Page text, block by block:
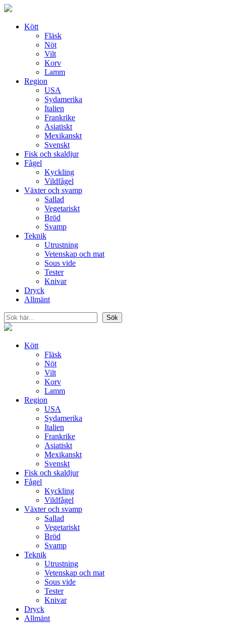
Skip
contentKött
Fläsk
Nöt
Vilt
Korv
Lamm
Region
USA
Sydamerika
Italien
Frankrike
Asiatiskt
Mexikanskt
Svenskt
Fisk och skaldjur
Fågel
Kyckling
Vildfågel
Växter och svamp
Sallad
Vegetariskt
Bröd
Svamp
Teknik
Utrustning
Vetenskap och mat
Sous vide
Tester
Knivar
Dryck
Allmänt
Sök
Sök
Kött
Fläsk
Nöt
Vilt
Korv
Lamm
Region
USA
Sydamerika
Italien
Frankrike
Asiatiskt
Mexikanskt
Svenskt
Fisk och skaldjur
Fågel
Kyckling
Vildfågel
Växter och svamp
Sallad
Vegetariskt
Bröd
Svamp
Teknik
Utrustning
Vetenskap och mat
Sous vide
Tester
Knivar
Dryck
Allmänt